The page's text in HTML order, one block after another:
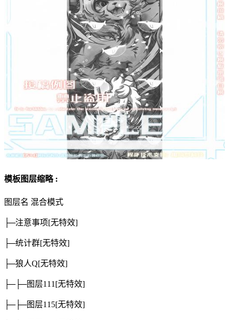
模板图层缩略 :
图层名 混合模式
├─注意事项[无特效]
├─统计群[无特效]
├─狼人Q[无特效]
├─├─图层111[无特效]
├─├─图层115[无特效]